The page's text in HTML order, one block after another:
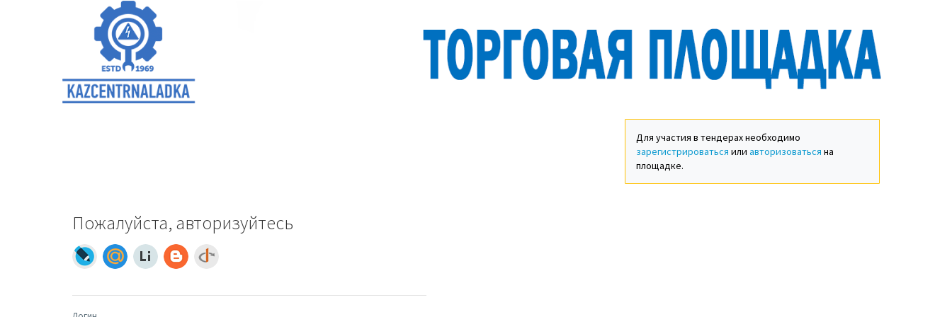
Для участия в тендерах необходимо
зарегистрироваться или авторизоваться на
площадке.
Пожалуйста, авторизуйтесь